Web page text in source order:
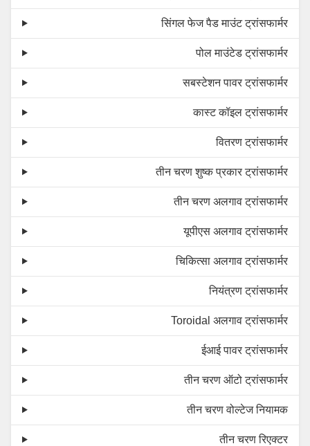
सिंगल फेज पैड माउंट ट्रांसफार्मर
पोल माउंटेड ट्रांसफार्मर
सबस्टेशन पावर ट्रांसफार्मर
कास्ट कॉइल ट्रांसफार्मर
वितरण ट्रांसफार्मर
तीन चरण शुष्क प्रकार ट्रांसफार्मर
तीन चरण अलगाव ट्रांसफार्मर
यूपीएस अलगाव ट्रांसफार्मर
चिकित्सा अलगाव ट्रांसफार्मर
नियंत्रण ट्रांसफार्मर
Toroidal अलगाव ट्रांसफार्मर
ईआई पावर ट्रांसफार्मर
तीन चरण ऑटो ट्रांसफार्मर
तीन चरण वोल्टेज नियामक
तीन चरण रिएक्टर